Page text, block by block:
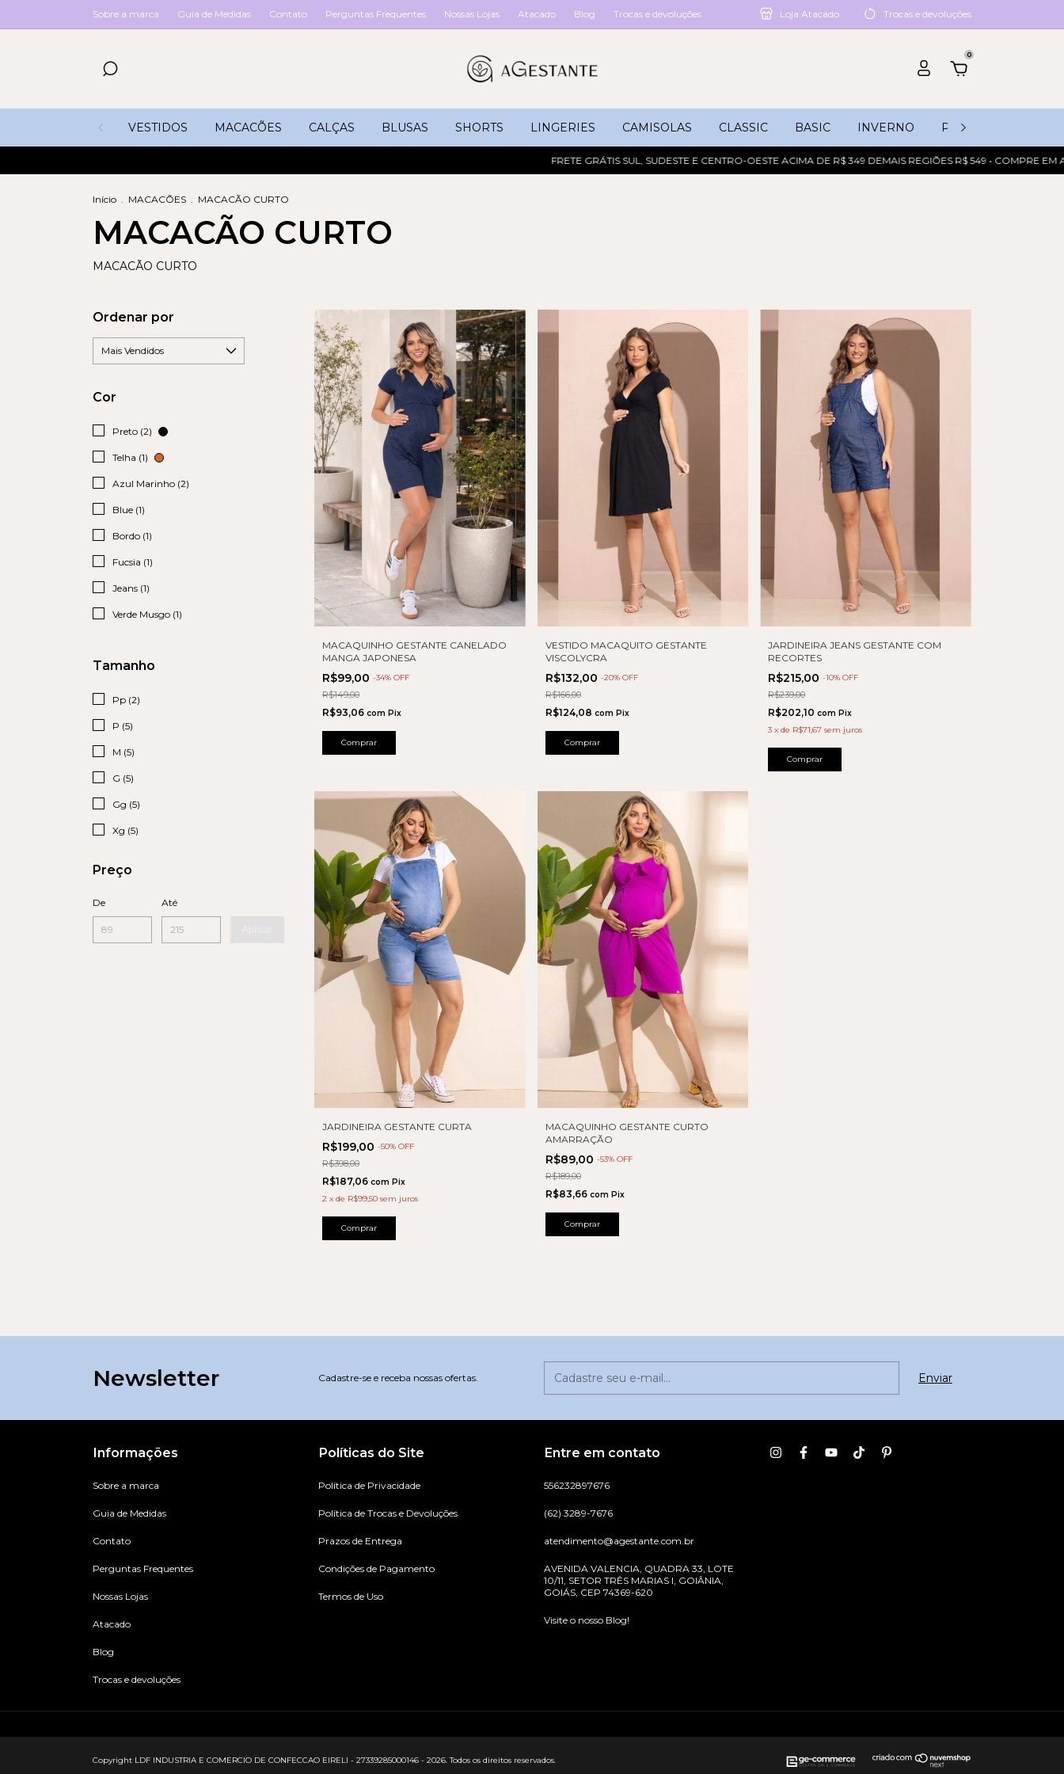
Sobre a marca Guia de Medidas Contato Perguntas Frequentes Nossas Lojas Atacado Blog Trocas e devoluções Loja Atacado Trocas e devoluções
0
VESTIDOS MACACÕES CALÇAS BLUSAS SHORTS LINGERIES CAMISOLAS CLASSIC BASIC INVERNO PROMOÇÕES
FRETE GRÁTIS SUL, SUDESTE E CENTRO-OESTE ACIMA DE R$ 349 DEMAIS REGIÕES R$ 549 • COMPRE EM
Início MACACÕES MACACÃO CURTO
MACACÃO CURTO
MACACÃO CURTO
Ordenar por
Cor
Preto (2)
Telha (1)
Azul Marinho (2)
Blue (1)
Bordo (1)
Fucsia (1)
Jeans (1)
Verde Musgo (1)
Tamanho
Pp (2)
P (5)
M (5)
G (5)
Gg (5)
Xg (5)
Preço
De Até
MACAQUINHO GESTANTE CANELADO
MANGA JAPONESA
R$99,00 -34% OFF
R$149,00
R$93,06 com Pix
Comprar
VESTIDO MACAQUITO GESTANTE
VISCOLYCRA
R$132,00 -20% OFF
R$166,00
R$124,08 com Pix
Comprar
JARDINEIRA JEANS GESTANTE COM
RECORTES
R$215,00-10% OFF
R$239,00
R$202,10com Pix
3 xde R$71,67 sem juros
Comprar
JARDINEIRA GESTANTE CURTA
R$199,00 -50% OFF
R$398,00
R$187,06 com Pix
2 x de R$99,50 sem juros
Comprar
MACAQUINHO GESTANTE CURTO
AMARRAÇÃO
R$89,00 -53% OFF
R$189,00
R$83,66 com Pix
Comprar
Newsletter Cadastre-se e receba nossas ofertas.
Informações
Sobre a marca
Guia de Medidas
Contato
Perguntas Frequentes
Nossas Lojas
Atacado
Blog
Trocas e devoluções
Políticas do Site
Política de Privacidade
Política de Trocas e Devoluções
Prazos de Entrega
Condições de Pagamento
Termos de Uso
Entre em contato
556232897676
(62) 3289-7676
atendimento@agestante.com.br
AVENIDA VALENCIA, QUADRA 33, LOTE
10/11, SETOR TRÊS MARIAS I, GOIÂNIA,
GOIÁS, CEP 74369-620
Visite o nosso Blog!
Copyright LDF INDUSTRIA E COMERCIO DE CONFECCAO EIRELI - 27339285000146 - 2026. Todos os direitos reservados.